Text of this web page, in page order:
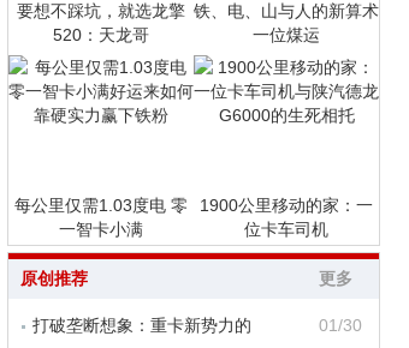
要想不踩坑，就选龙擎
520：天龙哥
铁、电、山与人的新算术
一位煤运
每公里仅需1.03度电 零
一智卡小满
1900公里移动的家：一
位卡车司机
原创推荐 更多
打破垄断想象：重卡新势力的
01/30